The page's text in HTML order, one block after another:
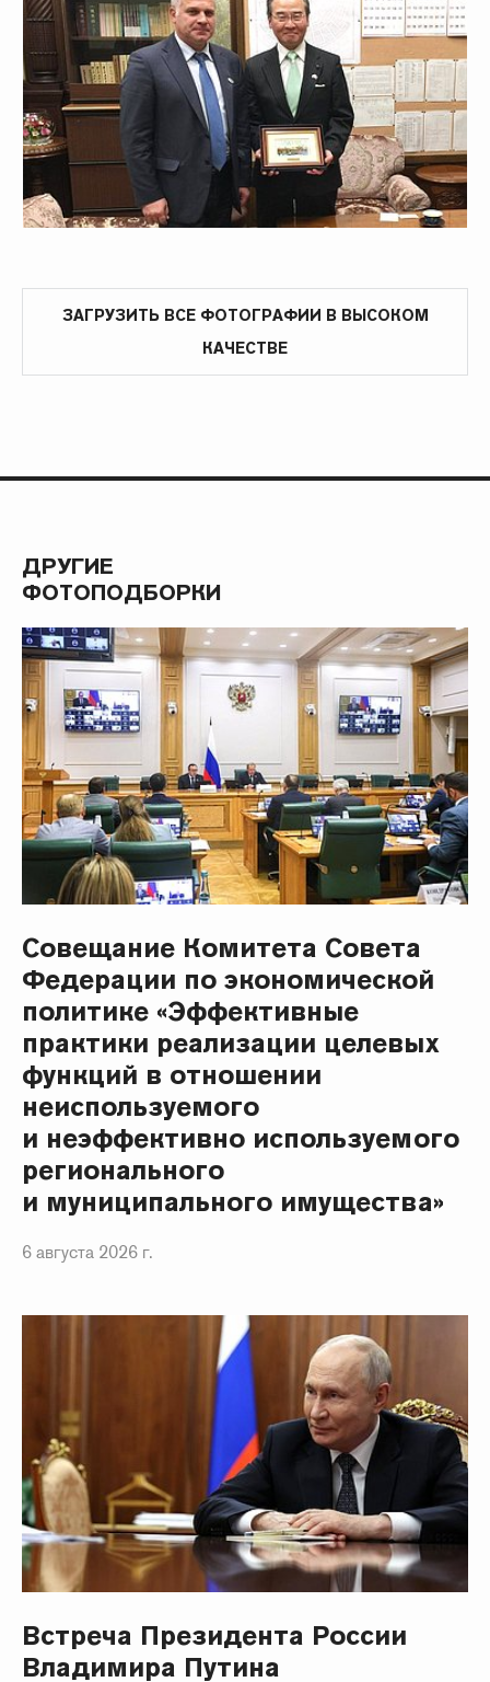
ЗАГРУЗИТЬ ВСЕ ФОТОГРАФИИ В ВЫСОКОМ
КАЧЕСТВЕ
ДРУГИЕ
ФОТОПОДБОРКИ
Совещание Комитета Совета
Федерации по экономической
политике «Эффективные
практики реализации целевых
функций в отношении
неиспользуемого
и неэффективно используемого
регионального
и муниципального имущества»
6 августа 2026 г.
Встреча Президента России
Владимира Путина